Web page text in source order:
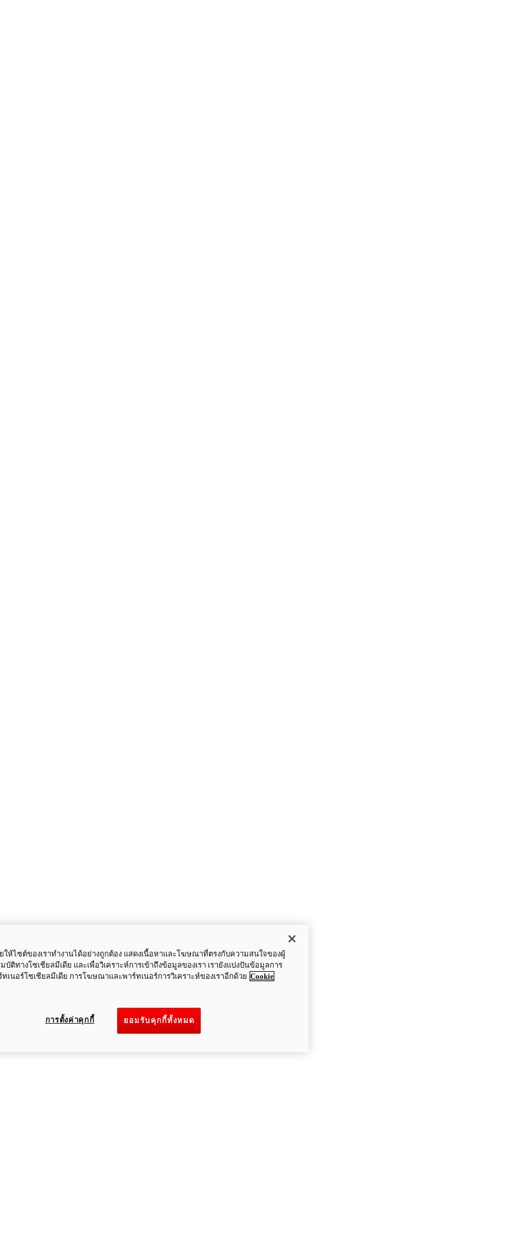
ให้ไซต์ของเราทำงานได้อย่างถูกต้อง แสดงเนื้อหาและโฆษณาที่ตรงกับความสนใจของผู้
ติทางโซเชียลมีเดีย และเพื่อวิเคราะห์การเข้าถึงข้อมูลของเรา เรายังแบ่งปันข้อมูลการ
เนอร์โซเชียลมีเดีย การโฆษณาและพาร์ทเนอร์การวิเคราะห์ของเราอีกด้วย Cookie
ยอมรับคุกกี้ทั้งหมด
การตั้งค่าคุกกี้